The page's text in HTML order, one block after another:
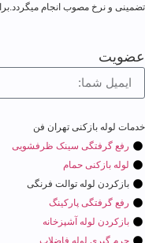
و نرخ مصوب انجام
لوله بازکنی تهران فن
رفع گرفتگی سینک ظرفشویی
لوله بازکنی حمام
بازکردن لوله توالت فرنگی
رفع گرفتگی پارکینگ
بازکردن لوله آشپزخانه
جرم گیری لوله فاضلاب